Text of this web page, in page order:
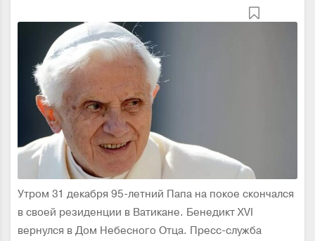
Утром 31 декабря 95-летний Папа на покое скончался
в своей резиденции в Ватикане. Бенедикт XVI
вернулся в Дом Небесного Отца. Пресс-служба